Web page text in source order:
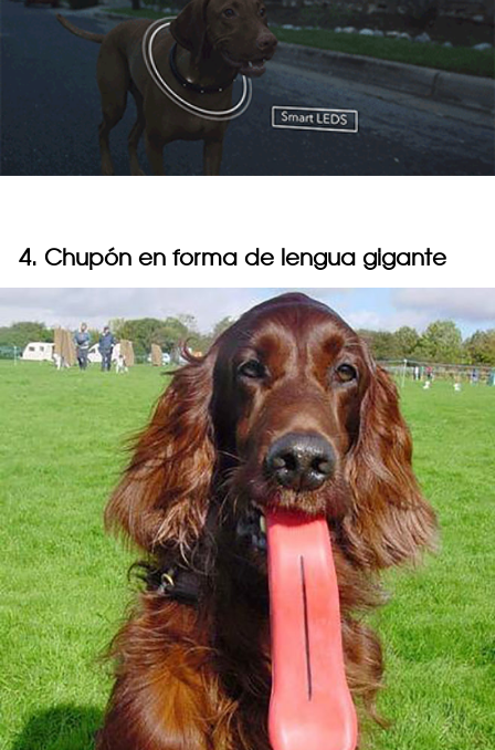
4. Chupón en forma de lengua gigante